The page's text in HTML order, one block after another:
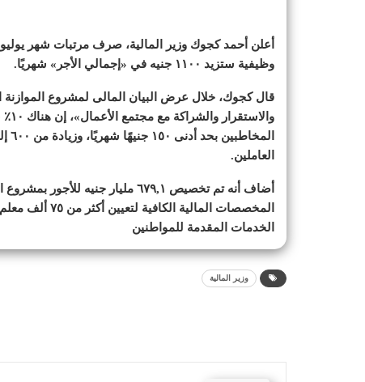
أعلن أحمد كجوك وزير المالية، صرف مرتبات شهر يوليو
وظيفية ستزيد ١١٠٠ جنيه في «إجمالي الأجر» شهريًا.
العاملين.
الخدمات المقدمة للمواطنين
وزير المالية